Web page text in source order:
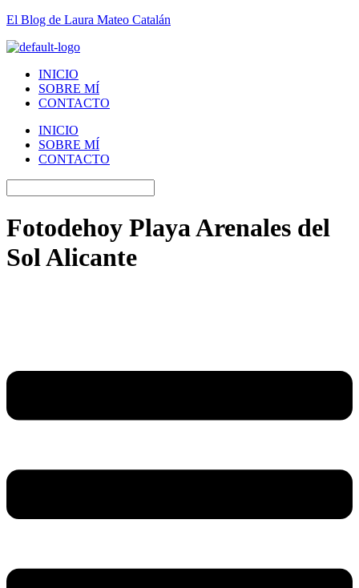
El Blog de Laura Mateo Catalán
INICIO
SOBRE MÍ
CONTACTO
INICIO
SOBRE MÍ
CONTACTO
Fotodehoy Playa Arenales del
Sol Alicante